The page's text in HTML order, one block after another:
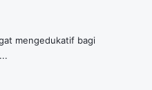
mengedukatif bagi